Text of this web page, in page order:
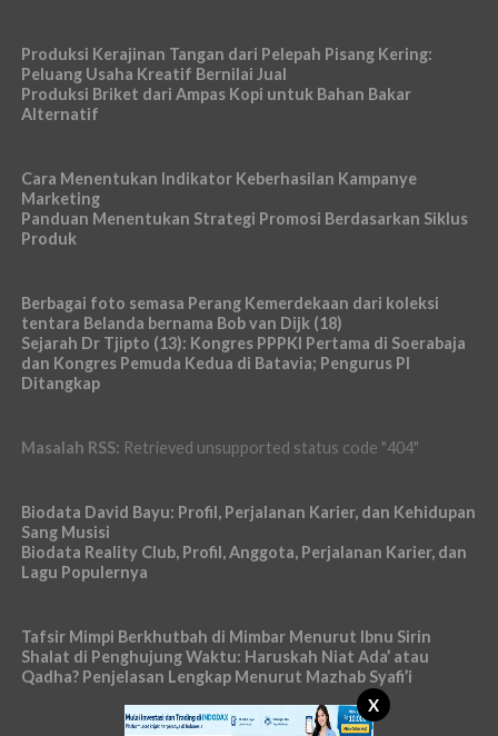
X
Produksi Kerajinan Tangan dari Pelepah Pisang Kering:
Peluang Usaha Kreatif Bernilai Jual
Produksi Briket dari Ampas Kopi untuk Bahan Bakar
Alternatif
Cara Menentukan Indikator Keberhasilan Kampanye
Marketing
Panduan Menentukan Strategi Promosi Berdasarkan Siklus
Produk
Berbagai foto semasa Perang Kemerdekaan dari koleksi
tentara Belanda bernama Bob van Dijk (18)
Sejarah Dr Tjipto (13): Kongres PPPKI Pertama di Soerabaja
dan Kongres Pemuda Kedua di Batavia; Pengurus PI
Ditangkap
Masalah RSS: Retrieved unsupported status code "404"
Biodata David Bayu: Profil, Perjalanan Karier, dan Kehidupan
Sang Musisi
Biodata Reality Club, Profil, Anggota, Perjalanan Karier, dan
Lagu Populernya
Tafsir Mimpi Berkhutbah di Mimbar Menurut Ibnu Sirin
Shalat di Penghujung Waktu: Haruskah Niat Ada’ atau
Qadha? Penjelasan Lengkap Menurut Mazhab Syafi’i